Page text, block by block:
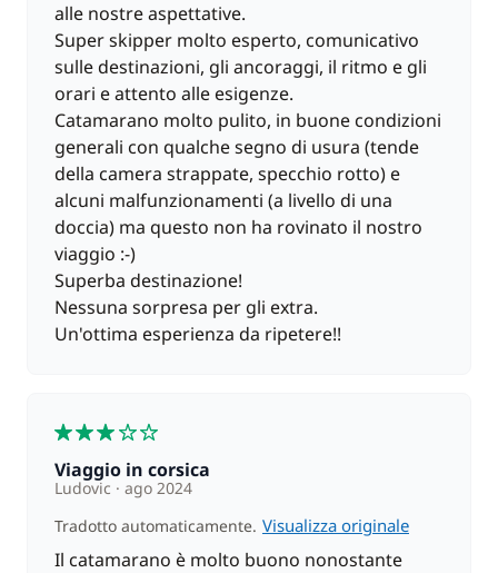
alle nostre aspettative.
Super skipper molto esperto, comunicativo
sulle destinazioni, gli ancoraggi, il ritmo e gli
orari e attento alle esigenze.
Catamarano molto pulito, in buone condizioni
generali con qualche segno di usura (tende
della camera strappate, specchio rotto) e
alcuni malfunzionamenti (a livello di una
doccia) ma questo non ha rovinato il nostro
viaggio :-)
Superba destinazione!
Nessuna sorpresa per gli extra.
Un'ottima esperienza da ripetere!!
Viaggio in corsica
Ludovic
ago 2024
Tradotto automaticamente. Visualizza originale
Il catamarano è molto buono nonostante